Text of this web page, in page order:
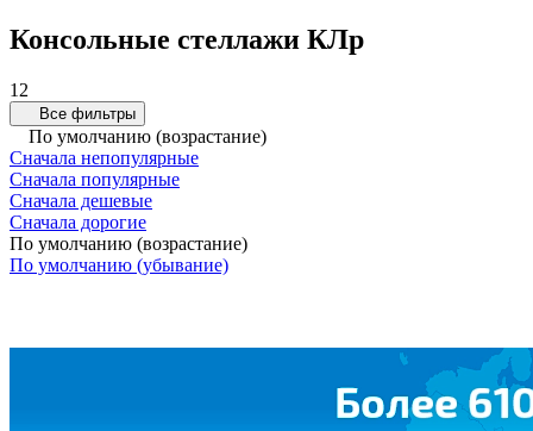
Консольные стеллажи КЛр
12
Все фильтры
По умолчанию (возрастание)
Сначала непопулярные
Сначала популярные
Сначала дешевые
Сначала дорогие
По умолчанию (возрастание)
По умолчанию (убывание)